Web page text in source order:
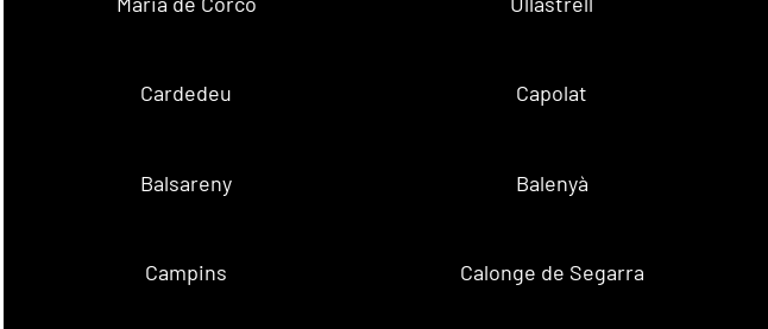
Cardedeu Capolat
Balsareny Balenyà
Campins Calonge de Segarra